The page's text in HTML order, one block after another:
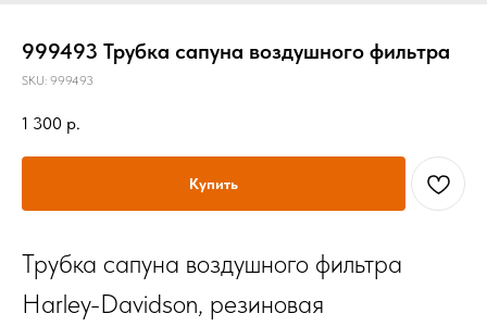
999493 Трубка сапуна воздушного фильтра
SKU: 999493
1 300 р.
Купить
Трубка сапуна воздушного фильтра
Harley-Davidson, резиновая